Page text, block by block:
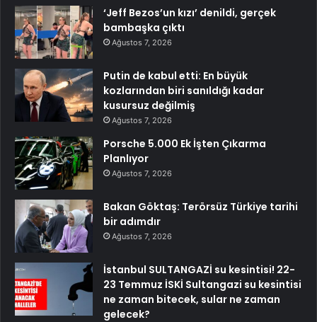
‘Jeff Bezos’un kızı’ denildi, gerçek
bambaşka çıktı
Ağustos 7, 2026
Putin de kabul etti: En büyük
kozlarından biri sanıldığı kadar
kusursuz değilmiş
Ağustos 7, 2026
Porsche 5.000 Ek İşten Çıkarma
Planlıyor
Ağustos 7, 2026
Bakan Göktaş: Terörsüz Türkiye tarihi
bir adımdır
Ağustos 7, 2026
İstanbul SULTANGAZİ su kesintisi! 22-
23 Temmuz İSKİ Sultangazi su kesintisi
ne zaman bitecek, sular ne zaman
gelecek?